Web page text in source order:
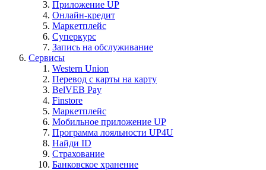
Приложение UP
Онлайн-кредит
Маркетплейс
Суперкурс
Запись на обслуживание
Сервисы
Western Union
Перевод с карты на карту
BelVEB Pay
Finstore
Маркетплейс
Мобильное приложение UP
Программа лояльности UP4U
Найди ID
Страхование
Банковское хранение